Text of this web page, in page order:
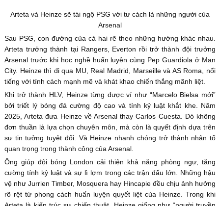
Arteta và Heinze sẽ tái ngộ PSG với tư cách là những người của
Arsenal
Sau PSG, con đường của cả hai rẽ theo những hướng khác nhau.
Arteta trưởng thành tại Rangers, Everton rồi trở thành đội trưởng
Arsenal trước khi học nghề huấn luyện cùng Pep Guardiola ở Man
City. Heinze thì đi qua MU, Real Madrid, Marseille và AS Roma, nổi
tiếng với tính cách mạnh mẽ và khát khao chiến thắng mãnh liệt.
Khi trở thành HLV, Heinze từng được ví như “Marcelo Bielsa mới”
bởi triết lý bóng đá cường độ cao và tính kỷ luật khắt khe. Năm
2025, Arteta đưa Heinze về Arsenal thay Carlos Cuesta. Đó không
đơn thuần là lựa chọn chuyên môn, mà còn là quyết định dựa trên
sự tin tưởng tuyệt đối. Và Heinze nhanh chóng trở thành nhân tố
quan trọng trong thành công của Arsenal.
Ông giúp đội bóng London cải thiện khả năng phòng ngự, tăng
cường tính kỷ luật và sự lì lợm trong các trận đấu lớn. Những hậu
vệ như Jurrien Timber, Mosquera hay Hincapie đều chịu ảnh hưởng
rõ rệt từ phong cách huấn luyện quyết liệt của Heinze. Trong khi